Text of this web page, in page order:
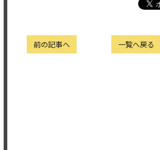
一覧へ戻る
前の記事へ